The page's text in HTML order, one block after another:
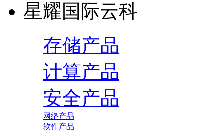
星耀国际云科
存储产品
计算产品
安全产品
网络产品
软件产品